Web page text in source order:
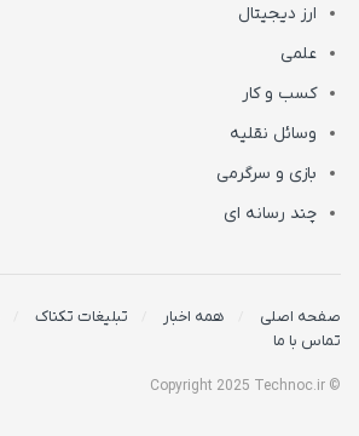
ارز دیجیتال
علمی
کسب و کار
وسائل نقلیه
بازی و سرگرمی
چند رسانه ای
صفحه اصلی همه اخبار تبلیغات تکناک
تماس با ما
© Copyright 2025 Technoc.ir